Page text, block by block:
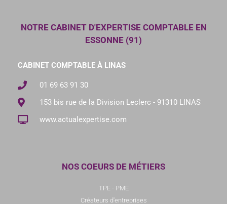
NOTRE CABINET D'EXPERTISE COMPTABLE EN
ESSONNE (91)
CABINET COMPTABLE À LINAS
01 69 63 91 30
153 bis rue de la Division Leclerc - 91310 LINAS
www.actualexpertise.com
NOS COEURS DE MÉTIERS
TPE - PME
Créateurs d'entreprises